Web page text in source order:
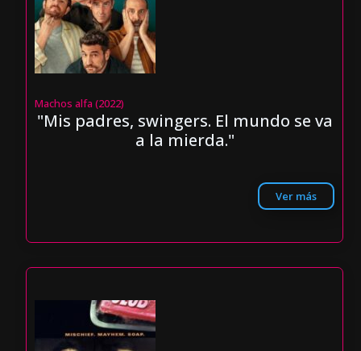
Machos alfa (2022)
"Mis padres, swingers. El mundo se va
a la mierda."
Ver más